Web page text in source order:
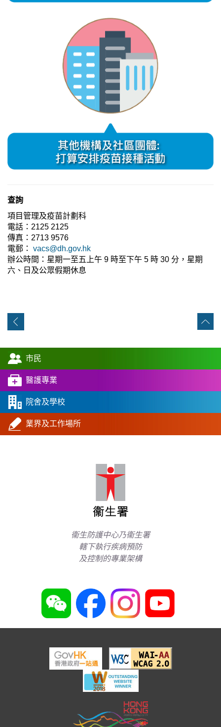
查詢
項目管理及疫苗計劃科
電話：2125 2125
傳真：2713 9576
電郵： vacs@dh.gov.hk
辦公時間：星期一至五上午 9 時至下午 5 時 30 分，星期
六、日及公眾假期休息
市民
醫護專業
院舍及學校
業界及工作場所
衞生防護中心乃衞生署
轄下執行疾病預防
及控制的專業架構